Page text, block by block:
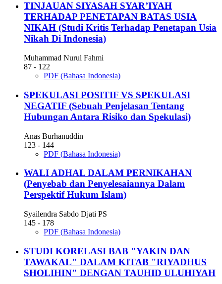
TINJAUAN SIYASAH SYAR’IYAH
TERHADAP PENETAPAN BATAS USIA
NIKAH (Studi Kritis Terhadap Penetapan Usia
Nikah Di Indonesia)
Muhammad Nurul Fahmi
87 - 122
PDF (Bahasa Indonesia)
SPEKULASI POSITIF VS SPEKULASI
NEGATIF (Sebuah Penjelasan Tentang
Hubungan Antara Risiko dan Spekulasi)
Anas Burhanuddin
123 - 144
PDF (Bahasa Indonesia)
WALI ADHAL DALAM PERNIKAHAN
(Penyebab dan Penyelesaiannya Dalam
Perspektif Hukum Islam)
Syailendra Sabdo Djati PS
145 - 178
PDF (Bahasa Indonesia)
STUDI KORELASI BAB "YAKIN DAN
TAWAKAL" DALAM KITAB "RIYADHUS
SHOLIHIN" DENGAN TAUHID ULUHIYAH